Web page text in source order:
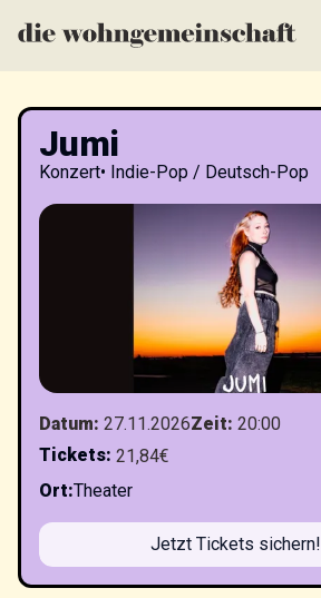
Jumi
Konzert• Indie-Pop / Deutsch-Pop
Datum: 27.11.2026Zeit: 20:00
Tickets: 21,84€
Ort:Theater
Jetzt Tickets sichern!